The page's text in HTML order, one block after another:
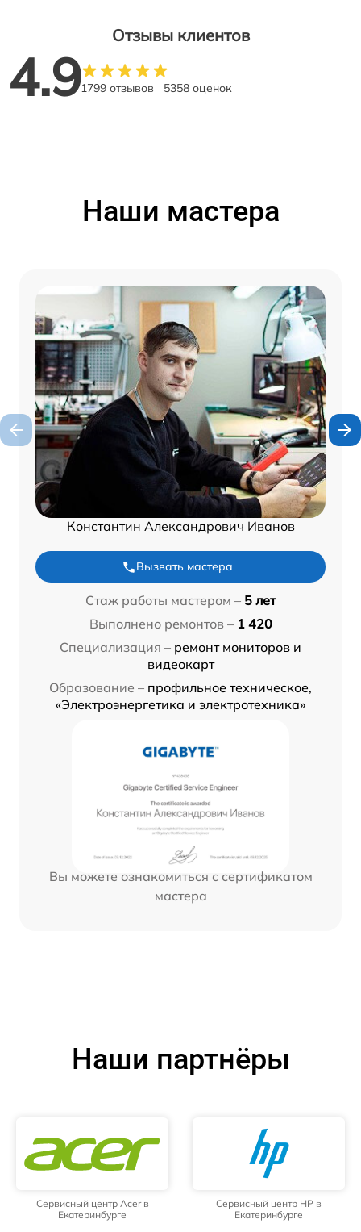
Отзывы клиентов
4.91799 отзывов 5358 оценок
Наши мастера
Константин Александрович Иванов
Вызвать мастера
Стаж работы мастером – 5 лет
Выполнено ремонтов – 1 420
Специализация – ремонт мониторов и
видеокарт
Образование – профильное техническое,
«Электроэнергетика и электротехника»
Вы можете ознакомиться с сертификатом
мастера
Наши партнёры
Сервисный центр Acer в
Екатеринбурге
Сервисный центр HP в
Екатеринбурге